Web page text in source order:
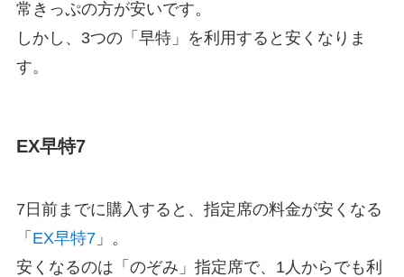
常きっぷの方が安いです。
しかし、3つの「早特」を利用すると安くなりま
す。
EX早特7
7日前までに購入すると、指定席の料金が安くなる
「 EX早特7」。
安くなるのは「のぞみ」指定席で、1人からでも利